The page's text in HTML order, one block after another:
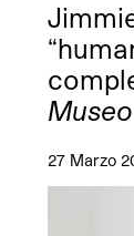
27 Marzo